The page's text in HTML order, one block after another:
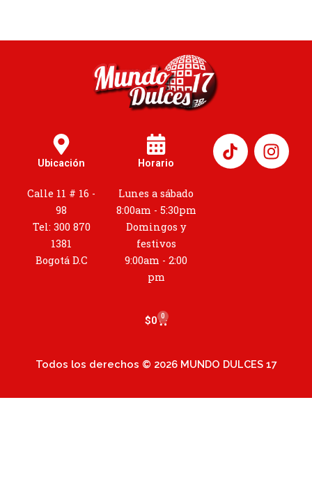
Ubicación
Calle 11 # 16 -
98
Tel: 300 870
1381
Bogotá D.C
Horario
Lunes a sábado
8:00am - 5:30pm
Domingos y
festivos
9:00am - 2:00
pm
I
n
s
$0 0
Cart
Todos los derechos © 2026 MUNDO DULCES 17